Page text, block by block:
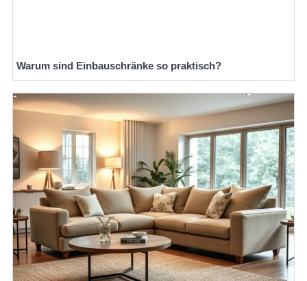
Warum sind Einbauschränke so praktisch?